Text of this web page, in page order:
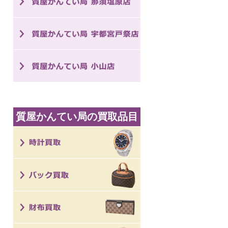
質屋かんてい局の買取品目